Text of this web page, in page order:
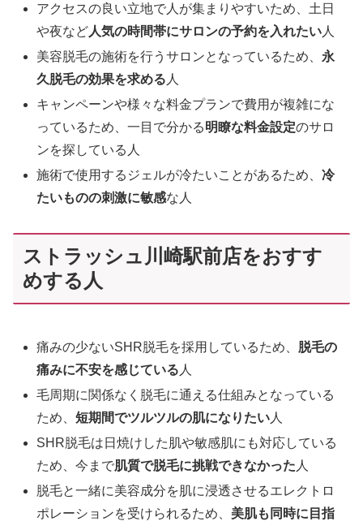
アクセスの良い立地で人が集まりやすいため、土日
や夜など人気の時間帯にサロンの予約を入れたい 人
美容脱毛の施術を行うサロンとなっているため、 永
久脱毛の効果を求める 人
キャンペーンや様々な料金プランで費用が複雑にな
っているため、一目で分かる明瞭な料金設定のサロ
ンを探している人
施術で使用するジェルが冷たいことがあるため、冷
たいものの刺激に敏感な人
ストラッシュ川崎駅前店をおすす
めする人
痛みの少ないSHR脱毛を採用しているため、 脱毛の
痛みに不安を感じている 人
毛周期に関係なく脱毛に通える仕組みとなっている
ため、短期間でツルツルの肌になりたい 人
SHR脱毛は日焼けした肌や敏感肌にも対応している
ため、今まで肌質で脱毛に挑戦できなかった 人
脱毛と一緒に美容成分を肌に浸透させるエレクトロ
ポレーションを受けられるため、 美肌も同時に目指